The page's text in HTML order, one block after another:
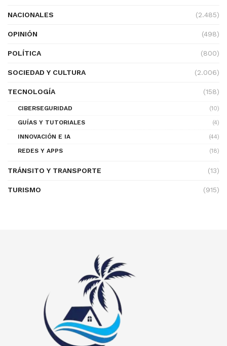
NACIONALES (2.485)
OPINIÓN (498)
POLÍTICA (800)
SOCIEDAD Y CULTURA (2.006)
TECNOLOGÍA (158)
CIBERSEGURIDAD
(10)
GUÍAS Y TUTORIALES
(4)
INNOVACIÓN E IA
(44)
REDES Y APPS
(18)
TRÁNSITO Y TRANSPORTE (13)
TURISMO (915)